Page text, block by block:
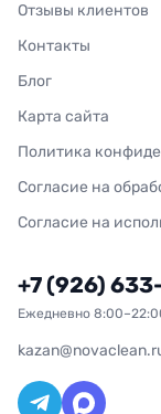
Отзывы клиентов
Контакты
Блог
Карта сайта
Политика
Согласие на
Согласие на
+7 (926)
Ежедневно